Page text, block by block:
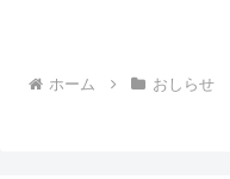
ホーム おしらせ